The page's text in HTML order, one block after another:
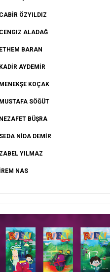
Söyleşi; Ahmet Suat
CABİR ÖZYILDIZ
CENGIZ ALADAĞ
ETHEM BARAN
KADİR AYDEMİR
MENEKŞE KOÇAK
MUSTAFA SÖĞÜT
NEZAFET BÜŞRA
SEDA NİDA DEMİR
ZABEL YILMAZ
NAS